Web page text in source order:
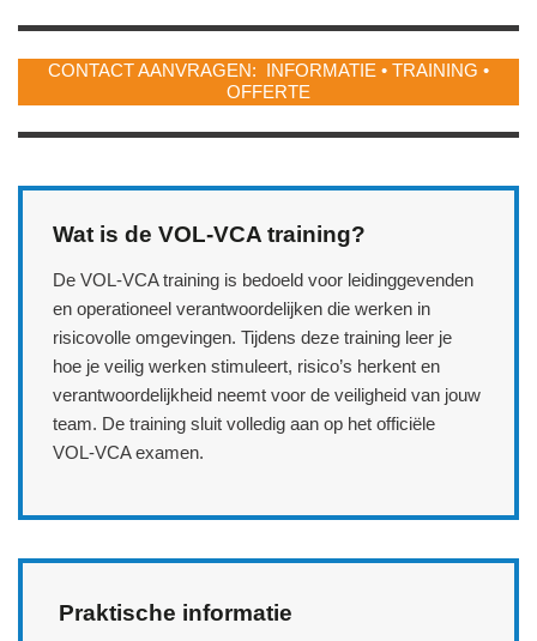
CONTACT AANVRAGEN: INFORMATIE • TRAINING •
OFFERTE
Wat is de VOL‑VCA training?
De VOL‑VCA training is bedoeld voor leidinggevenden
en operationeel verantwoordelijken die werken in
risicovolle omgevingen. Tijdens deze training leer je
hoe je veilig werken stimuleert, risico’s herkent en
verantwoordelijkheid neemt voor de veiligheid van jouw
team. De training sluit volledig aan op het officiële
VOL‑VCA examen.
Praktische informatie